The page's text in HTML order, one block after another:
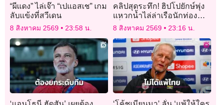
“ผีแดง” ไล่เจ๊า “เปแอสเช” เกม
ลับแข้งที่สวีเดน
8 สิงหาคม 2569 23:58 น.
คลิปสุดระทึก! ฮิปโปยักษ์พุ่ง
แหวกน้ำไล่ล่าเรือนักท่อง
เที่ยวในบอตสวานา
8 สิงหาคม 2569 23:16 น.